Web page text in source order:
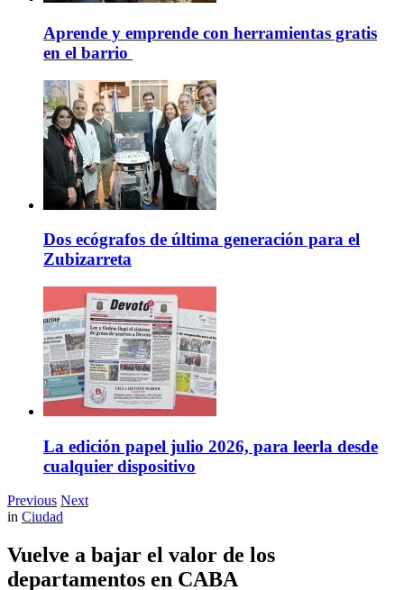
Aprende y emprende con herramientas gratis
en el barrio
Dos ecógrafos de última generación para el
Zubizarreta
La edición papel julio 2026, para leerla desde
cualquier dispositivo
Previous Next
in Ciudad
Vuelve a bajar el valor de los
departamentos en CABA